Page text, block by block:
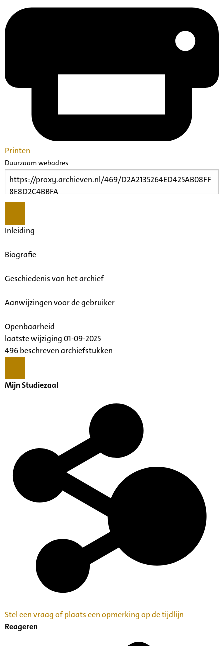
Printen
Duurzaam webadres
Inleiding
Biografie
Geschiedenis van het archief
Aanwijzingen voor de gebruiker
Openbaarheid
laatste wijziging 01-09-2025
496 beschreven archiefstukken
Mijn Studiezaal
Stel een vraag of plaats een opmerking op de tijdlijn
Reageren